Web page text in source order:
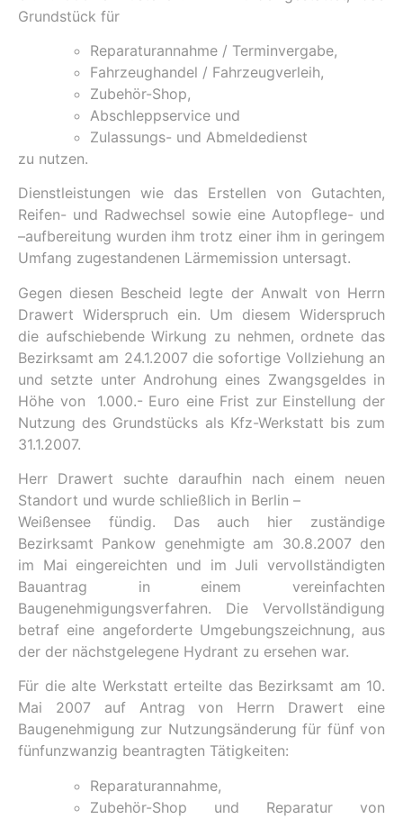
Grundstück für
Reparaturannahme / Terminvergabe,
Fahrzeughandel / Fahrzeugverleih,
Zubehör-Shop,
Abschleppservice und
Zulassungs- und Abmeldedienst
zu nutzen.
Dienstleistungen wie das Erstellen von Gutachten,
Reifen- und Radwechsel sowie eine Autopflege- und
–aufbereitung wurden ihm trotz einer ihm in geringem
Umfang zugestandenen Lärmemission untersagt.
Gegen diesen Bescheid legte der Anwalt von Herrn
Drawert Widerspruch ein. Um diesem Widerspruch
die aufschiebende Wirkung zu nehmen, ordnete das
Bezirksamt am 24.1.2007 die sofortige Vollziehung an
und setzte unter Androhung eines Zwangsgeldes in
Höhe von 1.000.- Euro eine Frist zur Einstellung der
Nutzung des Grundstücks als Kfz-Werkstatt bis zum
31.1.2007.
Herr Drawert suchte daraufhin nach einem neuen
Standort und wurde schließlich in Berlin –
Weißensee fündig. Das auch hier zuständige
Bezirksamt Pankow genehmigte am 30.8.2007 den
im Mai eingereichten und im Juli vervollständigten
Bauantrag in einem vereinfachten
Baugenehmigungsverfahren. Die Vervollständigung
betraf eine angeforderte Umgebungszeichnung, aus
der der nächstgelegene Hydrant zu ersehen war.
Für die alte Werkstatt erteilte das Bezirksamt am 10.
Mai 2007 auf Antrag von Herrn Drawert eine
Baugenehmigung zur Nutzungsänderung für fünf von
fünfunzwanzig beantragten Tätigkeiten:
Reparaturannahme,
Zubehör-Shop und Reparatur von